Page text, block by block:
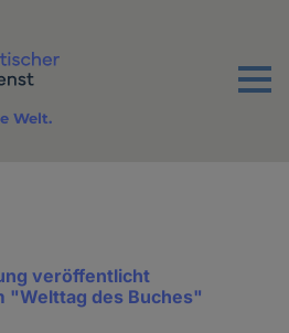
Menu
Welt.
veröffentlicht
"Welttag des Buches"